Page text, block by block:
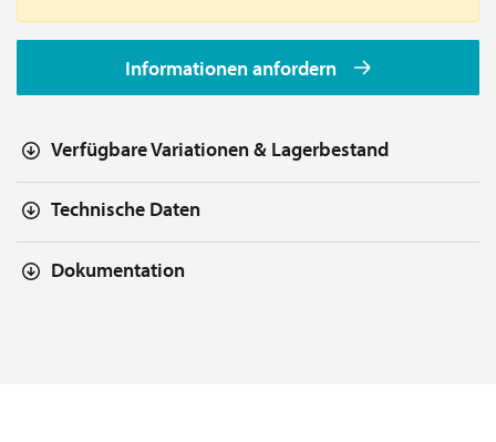
Informationen anfordern
Verfügbare Variationen & Lagerbestand
Technische Daten
Dokumentation